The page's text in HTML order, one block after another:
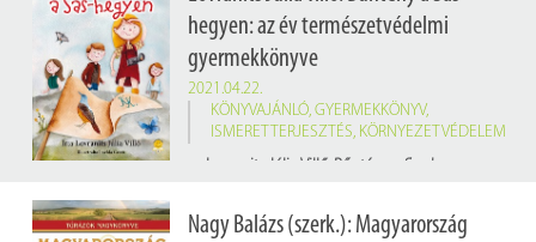
hegyen: az év természetvédelmi
gyermekkönyve
2021.04.22.
KÖNYVAJÁNLÓ, GYERMEKKÖNYV,
ISMERETTERJESZTÉS, KÖRNYEZETVÉDELEM
Nagy Balázs (szerk.): Magyarország